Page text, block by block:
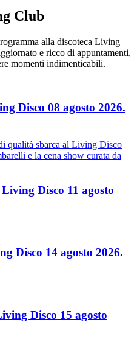
Club
alla discoteca Living
e ricco di appuntamenti,
momenti indimenticabili.
Disco 08 agosto 2026.
qualità sbarca al Living Disco
e la cena show curata da
Disco 11 agosto
Disco 14 agosto 2026.
Disco 15 agosto